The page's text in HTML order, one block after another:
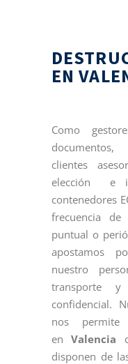
EN
Como
clientes
elección e
contenedores
frecuencia de
puntual o
apostamos
nuestro
transporte
confidencial.
nos permite
en Valencia
disponen de